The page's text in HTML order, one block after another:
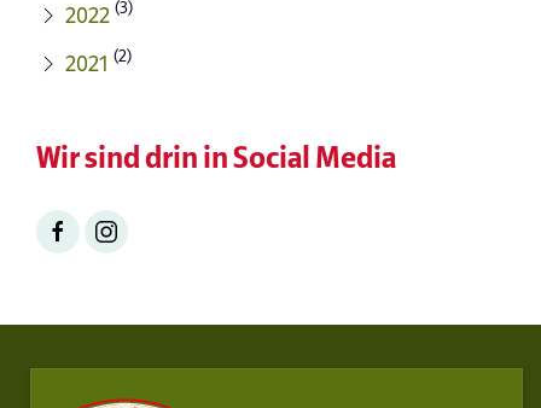
2022 (3)
2021 (2)
Wir sind drin in Social Media